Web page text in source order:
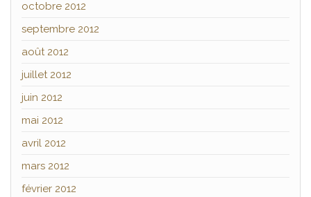
octobre 2012
septembre 2012
août 2012
juillet 2012
juin 2012
mai 2012
avril 2012
mars 2012
février 2012